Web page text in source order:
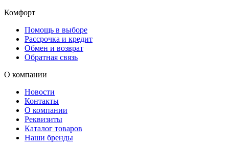
Комфорт
Помощь в выборе
Рассрочка и кредит
Обмен и возврат
Обратная связь
О компании
Новости
Контакты
О компании
Реквизиты
Каталог товаров
Наши бренды